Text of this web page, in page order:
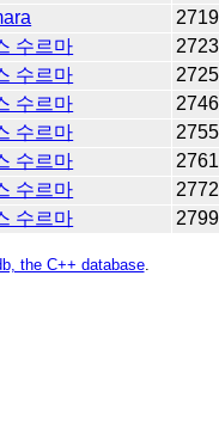
2719
수르마
2723
수르마
2725
수르마
2746
수르마
2755
수르마
2761
수르마
2772
수르마 2799
the C++ database.